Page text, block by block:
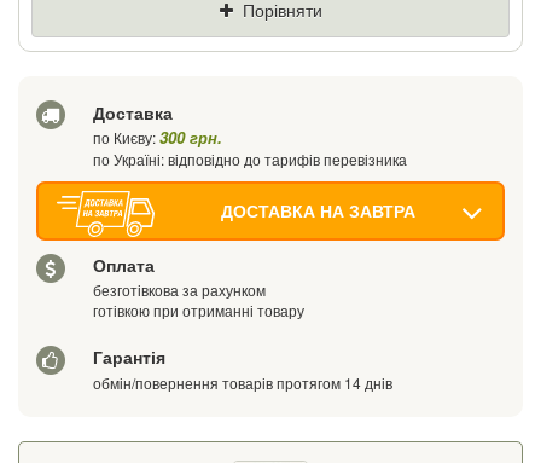
Порівняти
Доставка
по Києву:300 грн.
по Україні: відповідно до тарифів перевізника
ДОСТАВКА НА ЗАВТРА
Оплата
безготівкова за рахунком
готівкою при отриманні товару
Гарантія
обмін/повернення товарів протягом 14 днів